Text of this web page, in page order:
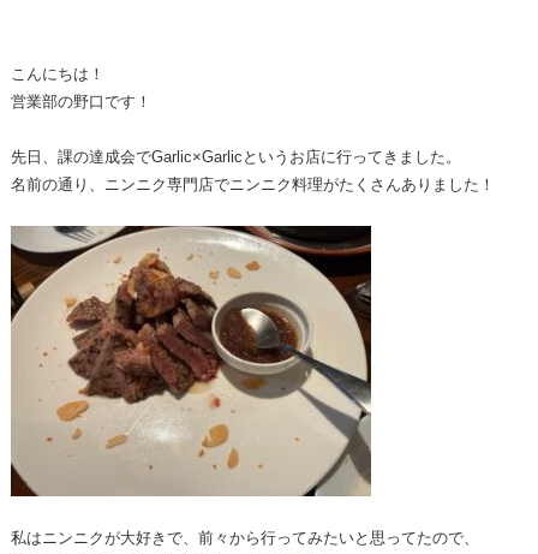
こんにちは！
営業部の野口です！
先日、課の達成会でGarlic×Garlicというお店に行ってきました。
名前の通り、ニンニク専門店でニンニク料理がたくさんありました！
私はニンニクが大好きで、前々から行ってみたいと思ってたので、